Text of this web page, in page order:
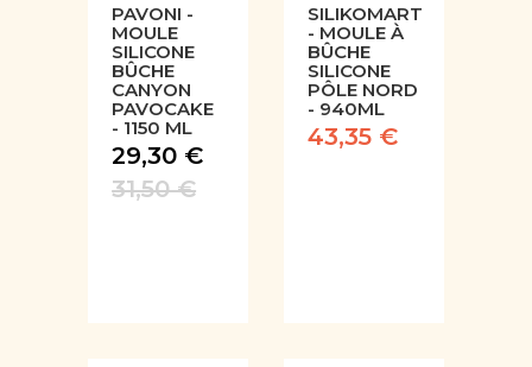
PAVONI -
MOULE
SILICONE
BÛCHE
CANYON
PAVOCAKE
- 1150 ML
29,30 €
31,50 €
SILIKOMART
- MOULE À
BÛCHE
SILICONE
PÔLE NORD
- 940ML
43,35 €